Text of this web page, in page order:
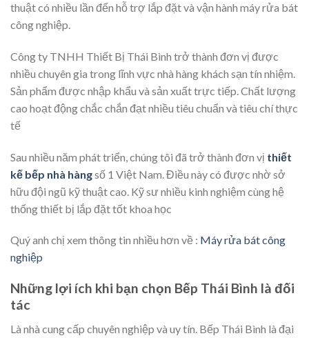
thuật có nhiều lần đến hỗ trợ lắp đặt và vận hành máy rửa bát
công nghiệp.
Công ty TNHH Thiết Bị Thái Bình trở thành đơn vị được
nhiều chuyên gia trong lĩnh vực nhà hàng khách sạn tín nhiệm.
Sản phẩm được nhập khẩu và sản xuất trực tiếp. Chất lượng
cao hoạt động chắc chắn đạt nhiều tiêu chuẩn và tiêu chí thực
tế
Sau nhiều năm phát triển, chúng tôi đã trở thành đơn vị thiết
kế bếp nhà hàngsố 1 Việt Nam. Điều này có được nhờ sở
hữu đội ngũ kỹ thuật cao. Kỹ sư nhiều kinh nghiệm cùng hệ
thống thiết bị lắp đặt tốt khoa học
Quý anh chị xem thông tin nhiều hơn về : Máy rửa bát công
nghiệp
Những lợi ích khi bạn chọn Bếp Thái Bình là đối
tác
Là nhà cung cấp chuyên nghiệp và uy tín. Bếp Thái Bình là đại